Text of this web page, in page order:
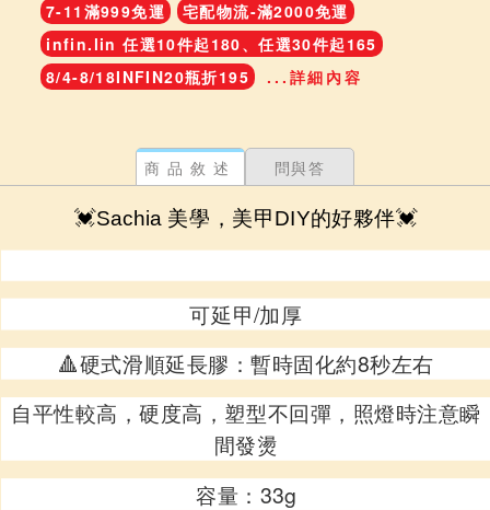
7-11滿999免運
宅配物流-滿2000免運
infin.lin 任選10件起180、任選30件起165
8/4-8/18INFIN20瓶折195
...詳細內容
商品敘述 問與答